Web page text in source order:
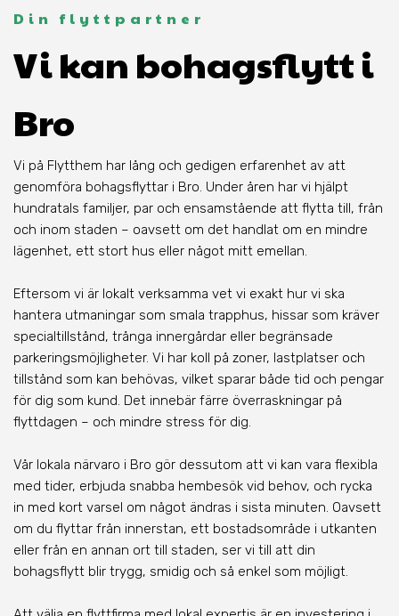
Din flyttpartner
Vi kan bohagsflytt i
Bro
Vi på Flytthem har lång och gedigen erfarenhet av att
genomföra bohagsflyttar i Bro. Under åren har vi hjälpt
hundratals familjer, par och ensamstående att flytta till, från
och inom staden – oavsett om det handlat om en mindre
lägenhet, ett stort hus eller något mitt emellan.
Eftersom vi är lokalt verksamma vet vi exakt hur vi ska
hantera utmaningar som smala trapphus, hissar som kräver
specialtillstånd, trånga innergårdar eller begränsade
parkeringsmöjligheter. Vi har koll på zoner, lastplatser och
tillstånd som kan behövas, vilket sparar både tid och pengar
för dig som kund. Det innebär färre överraskningar på
flyttdagen – och mindre stress för dig.
Vår lokala närvaro i Bro gör dessutom att vi kan vara flexibla
med tider, erbjuda snabba hembesök vid behov, och rycka
in med kort varsel om något ändras i sista minuten. Oavsett
om du flyttar från innerstan, ett bostadsområde i utkanten
eller från en annan ort till staden, ser vi till att din
bohagsflytt blir trygg, smidig och så enkel som möjligt.